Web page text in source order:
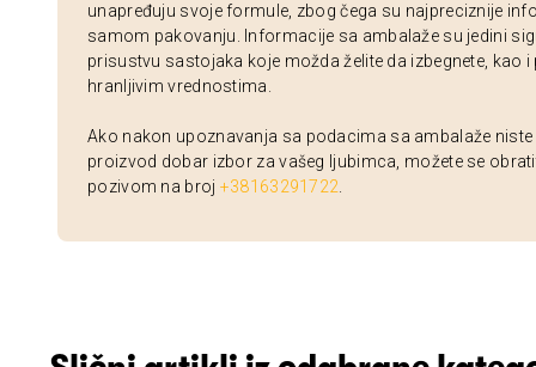
unapređuju svoje formule, zbog čega su najpreciznije
samom pakovanju. Informacije sa ambalaže su jedini
prisustvu sastojaka koje možda želite da izbegnete, kao
hranljivim vrednostima.
Ako nakon upoznavanja sa podacima sa ambalaže niste
proizvod dobar izbor za vašeg ljubimca, možete se
pozivom na broj +38163291722